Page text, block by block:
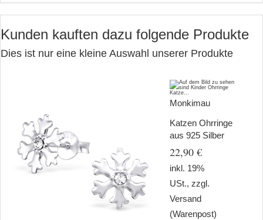
Kunden kauften dazu folgende Produkte
Dies ist nur eine kleine Auswahl unserer Produkte
Monkimau
Katzen Ohrringe
aus 925 Silber
22,90 €
inkl. 19%
USt., zzgl.
Versand
(Warenpost)